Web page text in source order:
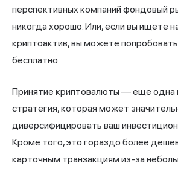
перспективных компаний фондовый
никогда хорошо. Или, если вы ищете
криптоактив, вы можете
бесплатно.
Принятие криптовалюты — еще одна
стратегия, которая может
диверсифицировать ваш
Кроме того, это гораздо более
карточным транзакциям из-за